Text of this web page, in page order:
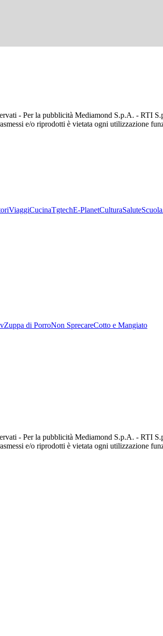
- Per la pubblicità Mediamond S.p.A. - RTI
e/o riprodotti è vietata ogni utilizzazione
ViaggiCucinaTgtechE-PlanetCulturaSaluteScuola
Zuppa di PorroNon SprecareCotto e Mangiato
- Per la pubblicità Mediamond S.p.A. - RTI
e/o riprodotti è vietata ogni utilizzazione